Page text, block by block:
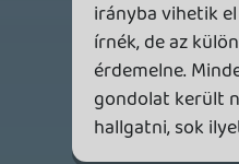
CORSAIR CLIPPER PRO MINI 60 - KICSI,